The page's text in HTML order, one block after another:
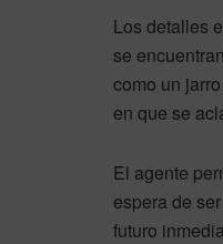
Los detalles
se
como un
en que se
El agente
espera de
futuro